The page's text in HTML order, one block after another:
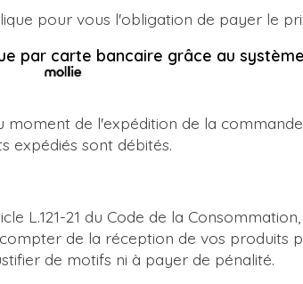
pour vous l'obligation de payer le
par carte bancaire grâce au
de l'expédition de la
expédiés sont débités.
L.121-21 du Code de la
de la réception de vos produits
de motifs ni à payer de pénalité.